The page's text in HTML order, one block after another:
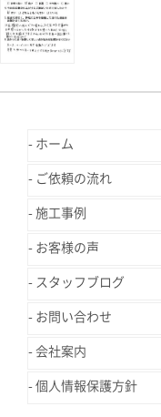
ホーム
ご依頼の流れ
施工事例
お客様の声
スタッフブログ
お問い合わせ
会社案内
個人情報保護方針